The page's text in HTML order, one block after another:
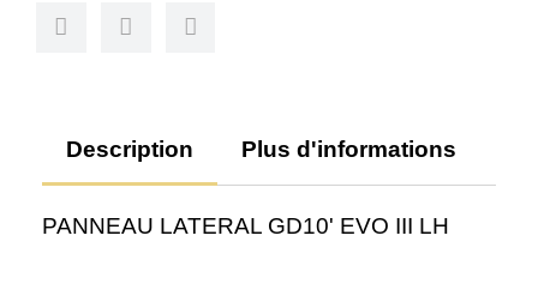
Description Plus d'informations
PANNEAU LATERAL GD10' EVO III LH